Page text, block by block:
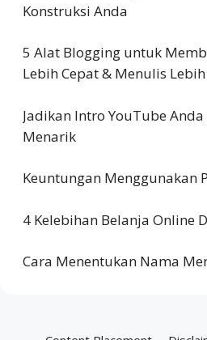
Konstruksi Anda
5 Alat Blogging untuk
Lebih Cepat & Menulis
Jadikan Intro YouTube
Menarik
Keuntungan Menggunakan
4 Kelebihan Belanja Online
Cara Menentukan Nama